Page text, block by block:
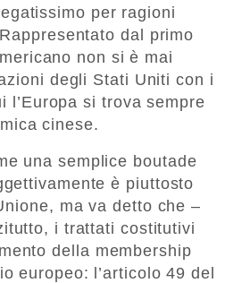
per ragioni
dal primo
non si è mai
degli Stati Uniti con i
si trova sempre
cinese.
una semplice boutade
è piuttosto
ma va detto che –
i trattati costitutivi
della membership
europeo: l’articolo 49 del